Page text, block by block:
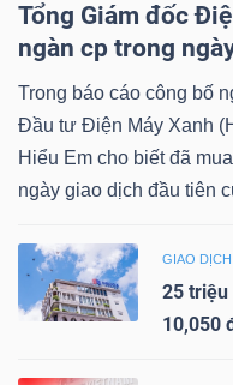
Tổng Giám đốc
ngàn cp trong
Trong báo cáo công bố
Đầu tư Điện Máy Xanh
Hiểu Em cho biết đã
ngày giao dịch đầu tiên
GIAO
25 triệu
10,050